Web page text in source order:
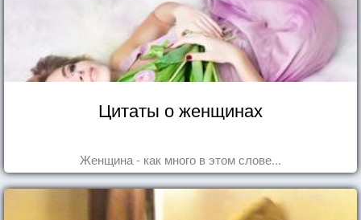
Цитаты о женщинах
Женщина - как много в этом слове...